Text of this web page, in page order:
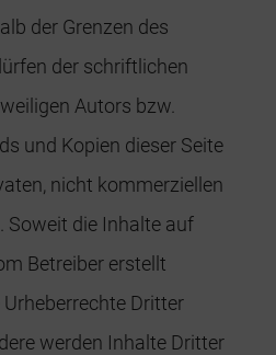
der Grenzen des
der schriftlichen
Autors bzw.
und Kopien dieser Seite
nicht kommerziellen
Soweit die Inhalte auf
Betreiber erstellt
Dritter
werden Inhalte Dritter